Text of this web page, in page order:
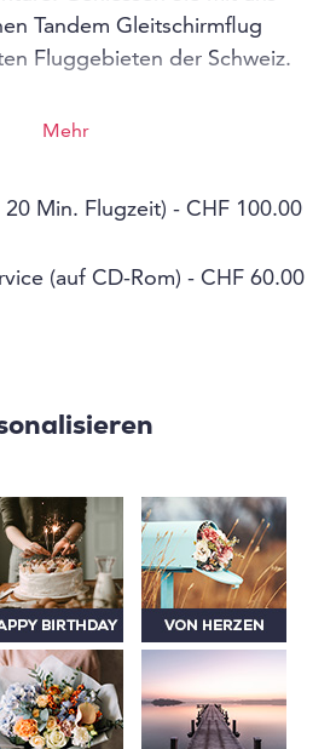
Tandem Gleitschirmflug
Fluggebieten der Schweiz.
Tandem-
auf die Bergwelt,
Professionalität stehen für
der Natur grenzenlose
reinsten Form.
Mehr
Min. Flugzeit) - CHF 100.00
(auf CD-Rom) - CHF 60.00